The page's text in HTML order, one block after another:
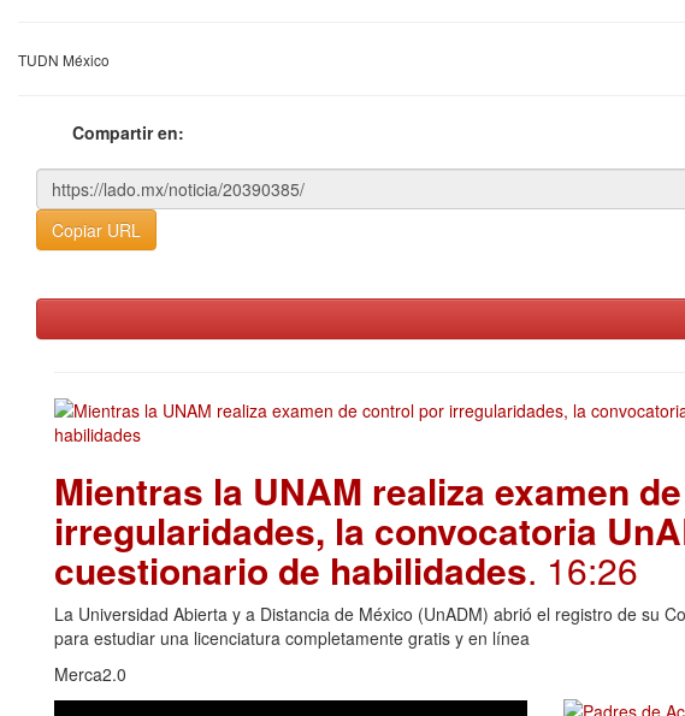
TUDN México
Compartir en:
Copiar URL
Mientras la UNAM realiza examen
irregularidades, la convocatoria
cuestionario de habilidades. 16:26
La Universidad Abierta y a Distancia de México (UnADM) abrió el registro de su
para estudiar una licenciatura completamente gratis y en línea
Merca2.0